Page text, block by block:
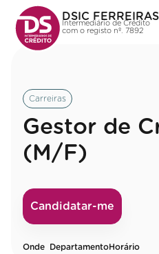
DSIC FERREIRAS
Intermediário de Crédito
com o registo nº. 7892
Carreiras
Gestor de
(M/F)
Candidatar-me
Onde DepartamentoHorário